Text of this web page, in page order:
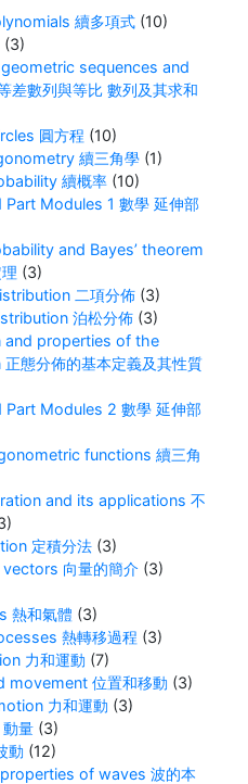
續多項式 (10)
(3)
sequences and
數列與等比 數列及其求和
圓方程 (10)
續三角學 (1)
續概率 (10)
Modules 1 數學 延伸部
and Bayes’ theorem
(3)
二項分佈 (3)
泊松分佈 (3)
and properties of the
態分佈的基本定義及其性質
Modules 2 數學 延伸部
functions 續三角
and its applications 不
定積分法 (3)
向量的簡介 (3)
熱和氣體 (3)
熱轉移過程 (3)
力和運動 (7)
movement 位置和移動 (3)
力和運動 (3)
量 (3)
動 (12)
of waves 波的本